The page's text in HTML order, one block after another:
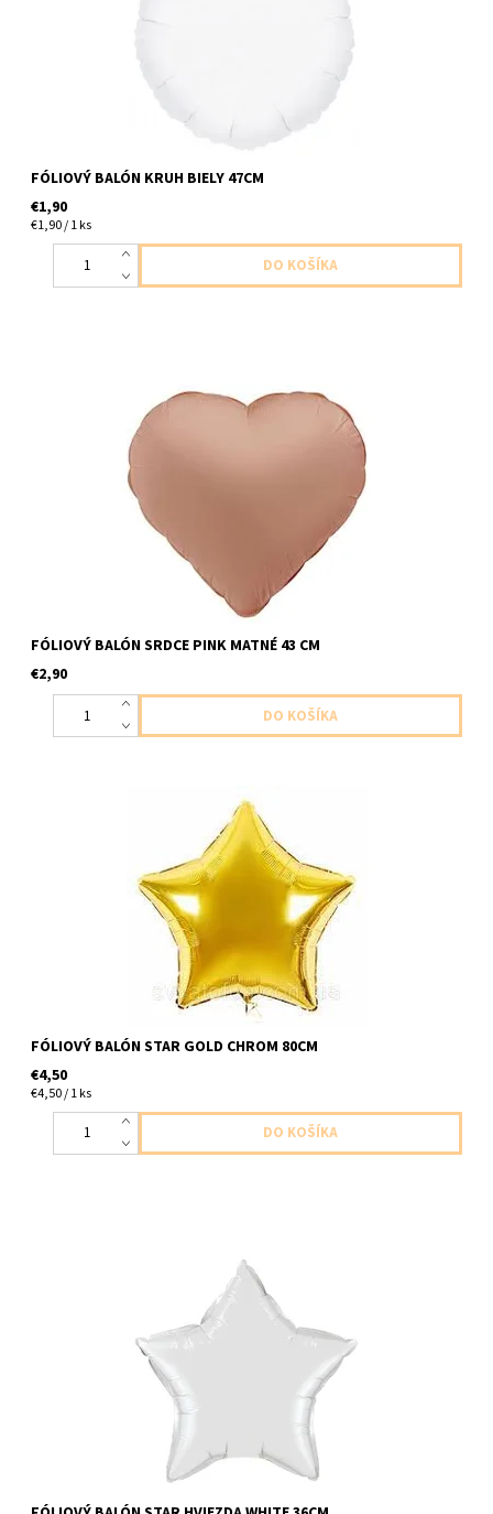
FÓLIOVÝ BALÓN KRUH BIELY 47CM
€1,90
€1,90 / 1 ks
foliovy balon v tvare srdca ruzovo matny 1ks v baleni velkost cca
43cm dodavame nenafukany
FÓLIOVÝ BALÓN SRDCE PINK MATNÉ 43 CM
€2,90
foliovy balon v tvare hviezdy zlaty chromovy 1ks v baleni velkost
cca 80cm dodavame nenafukany
FÓLIOVÝ BALÓN STAR GOLD CHROM 80CM
€4,50
€4,50 / 1 ks
foliovy balon v tvare hviezdy biely 1ks v baleni vlkost 36cm